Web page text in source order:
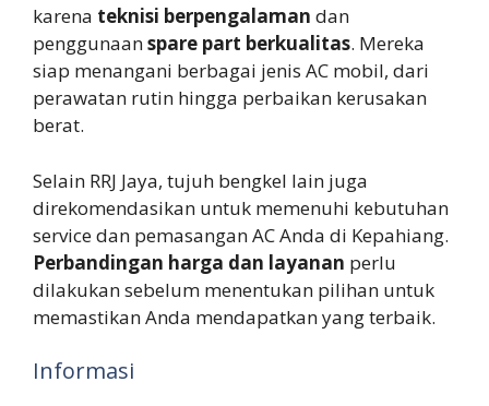
karena teknisi berpengalaman dan
penggunaanspare part berkualitas. Mereka
siap menangani berbagai jenis AC mobil, dari
perawatan rutin hingga perbaikan kerusakan
berat.
Selain RRJ Jaya, tujuh bengkel lain juga
direkomendasikan untuk memenuhi kebutuhan
service dan pemasangan AC Anda di Kepahiang.
Perbandingan harga dan layanan perlu
dilakukan sebelum menentukan pilihan untuk
memastikan Anda mendapatkan yang terbaik.
Informasi